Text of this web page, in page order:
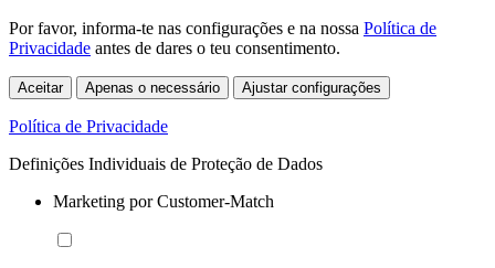
Por favor, informa-te nas configurações e na nossa Política de
Privacidade antes de dares o teu consentimento.
Aceitar Apenas o necessário Ajustar configurações
Política de Privacidade
Definições Individuais de Proteção de Dados
Marketing por Customer-Match